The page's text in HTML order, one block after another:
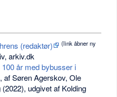
(redaktør)
(link åbner ny
arkiv.dk
år med bybusser i
, af Søren Agerskov, Ole
udgivet af Kolding